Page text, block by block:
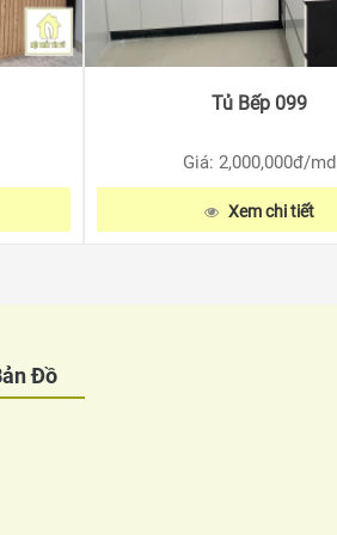
Tủ Bếp 099
Giá: 2,000,000đ/md
Xem chi tiết
Đồ